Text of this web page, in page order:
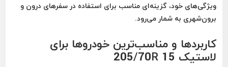
ویژگی‌های خود، گزینه‌ای مناسب برای استفاده در سفرهای درون و
برون‌شهری به شمار می‌رود.
کاربردها و مناسب‌ترین خودروها برای
لاستیک 205/70R 15